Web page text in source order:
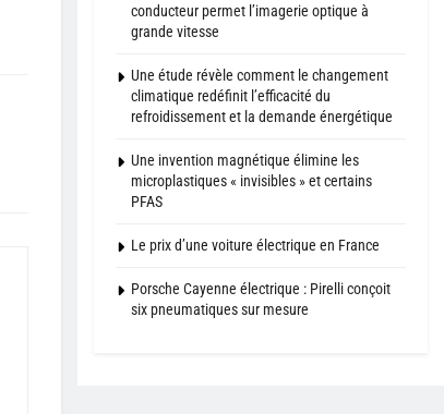
conducteur permet l’imagerie optique à
grande vitesse
Une étude révèle comment le changement
climatique redéfinit l’efficacité du
refroidissement et la demande énergétique
Une invention magnétique élimine les
microplastiques « invisibles » et certains
PFAS
Le prix d’une voiture électrique en France
Porsche Cayenne électrique : Pirelli conçoit
six pneumatiques sur mesure